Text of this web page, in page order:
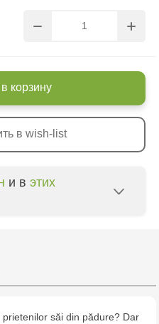
корзину
в wish-list
и в этих
6
săi din pădure? Dar